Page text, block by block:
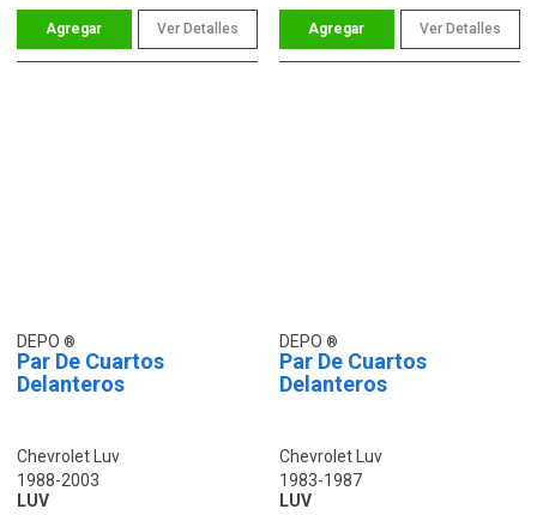
Ver Detalles Ver Detalles
DEPO
Par De Cuartos
Delanteros
Chevrolet Luv
1988-2003
LUV
DEPO
Par De Cuartos
Delanteros
Chevrolet Luv
1983-1987
LUV